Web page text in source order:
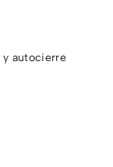
y autocierre